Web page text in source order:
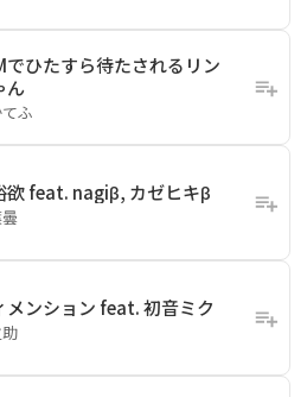
でひたすら待たされるリン
ん
ふ
欲 feat. nagiβ, カゼヒキβ
メンション feat. 初音ミク